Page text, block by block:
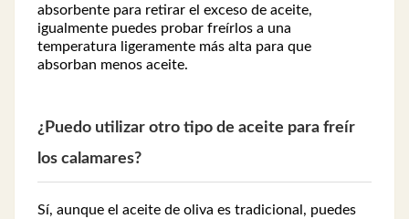
absorbente para retirar el exceso de aceite,
igualmente puedes probar freírlos a una
temperatura ligeramente más alta para que
absorban menos aceite.
¿Puedo utilizar otro tipo de aceite para freír
los calamares?
Sí, aunque el aceite de oliva es tradicional, puedes